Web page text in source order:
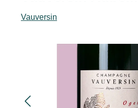
Vauversin
Bildergalerie überspringen